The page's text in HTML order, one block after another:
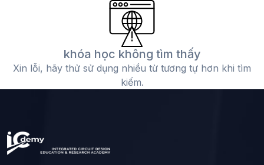
khóa học không tìm thấy
Xin lỗi, hãy thử sử dụng nhiều từ tương tự hơn khi tìm
kiếm.